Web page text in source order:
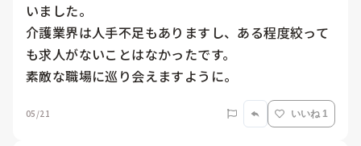
いました。
介護業界は人手不足もありますし、ある程度絞って
も求人がないことはなかったです。
素敵な職場に巡り会えますように。
05/21 いいね 1